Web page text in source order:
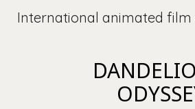
International animated film